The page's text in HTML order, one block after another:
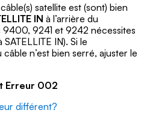
satellite est (sont) bien
IN à l’arrière du
9241 et 9242 nécessites
IN). Si le
n’est bien serré, ajuster le
Erreur 002
différent?